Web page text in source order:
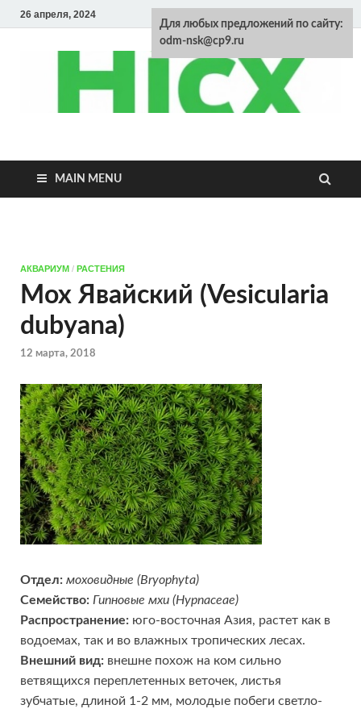
26 апреля, 2024
Энциклопедия
домашних
MAIN MENU
АКВАРИУМ / РАСТЕНИЯ
Мох Явайский (Vesicularia
dubyana)
12 марта, 2018
Отдел: моховидные (Bryophyta)
Семейство: Гипновые мхи (Hypnaceae)
Распространение: юго-восточная Азия, растет как в
водоемах, так и во влажных тропических лесах.
Внешний вид: внешне похож на ком сильно
ветвящихся переплетенных веточек, листья
зубчатые, длиной 1-2 мм, молодые побеги светло-
Для любых предложений по сайту:
odm-nsk@cp9.ru